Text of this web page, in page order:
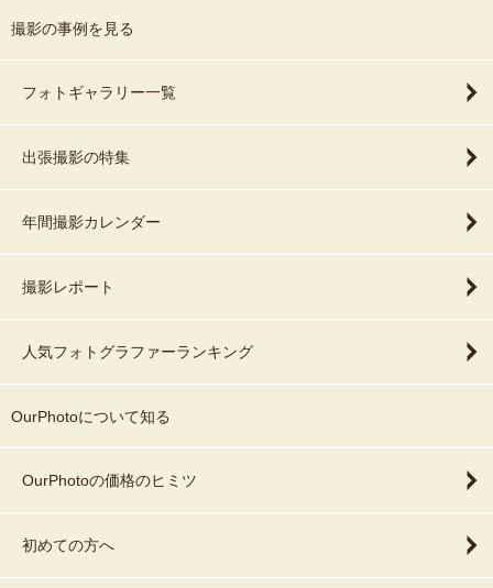
撮影の事例を見る
フォトギャラリー一覧
出張撮影の特集
年間撮影カレンダー
撮影レポート
人気フォトグラファーランキング
OurPhotoについて知る
OurPhotoの価格のヒミツ
初めての方へ